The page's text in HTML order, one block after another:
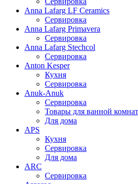
Anna Lafarg LF Ceramics
Сервировка
Anna Lafarg Primavera
Сервировка
Anna Lafarg Stechcol
Сервировка
Anton Kesper
Кухня
Сервировка
Anuk-Anuk
Сервировка
Товары для ванной
Для дома
APS
Кухня
Сервировка
Для дома
ARC
Сервировка